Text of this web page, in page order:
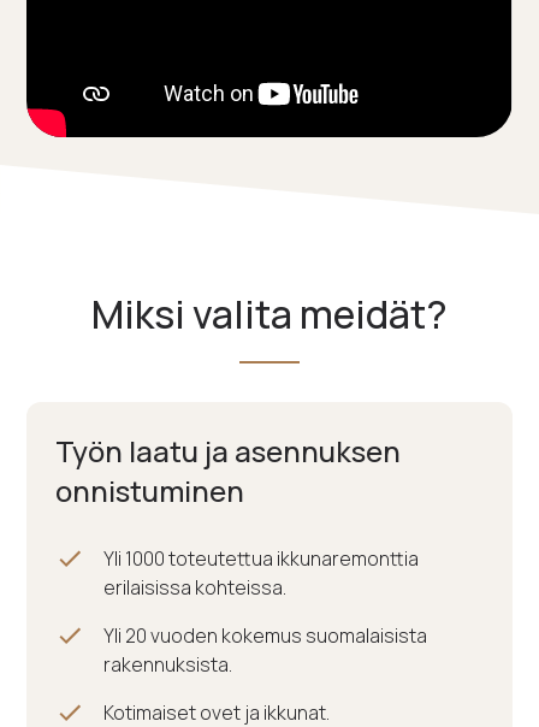
Miksi valita meidät?
Työn laatu ja asennuksen
onnistuminen
Yli 1000 toteutettua ikkunaremonttia
erilaisissa kohteissa.
Yli 20 vuoden kokemus suomalaisista
rakennuksista.
Kotimaiset ovet ja ikkunat.